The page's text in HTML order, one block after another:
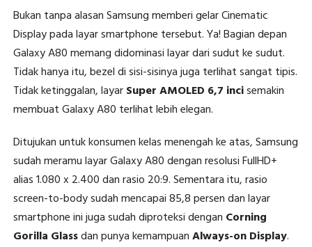
Bukan tanpa alasan Samsung memberi gelar Cinematic
Display pada layar smartphone tersebut. Ya! Bagian depan
Galaxy A80 memang didominasi layar dari sudut ke sudut.
Tidak hanya itu, bezel di sisi-sisinya juga terlihat sangat tipis.
Tidak ketinggalan, layarSuper AMOLED 6,7 incisemakin
membuat Galaxy A80 terlihat lebih elegan.
Ditujukan untuk konsumen kelas menengah ke atas, Samsung
sudah meramu layar Galaxy A80 dengan resolusi FullHD+
alias 1.080 x 2.400 dan rasio 20:9. Sementara itu, rasio
screen-to-body sudah mencapai 85,8 persen dan layar
smartphone ini juga sudah diproteksi dengan Corning
Gorilla Glassdan punya kemampuanAlways-on Display.